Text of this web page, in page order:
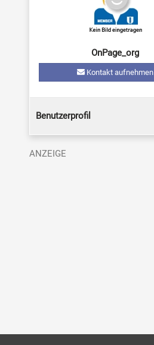
OnPage_org
Kontakt aufnehmen
Benutzerprofil